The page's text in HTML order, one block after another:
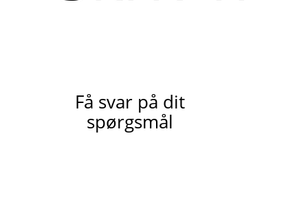
Få svar på dit
spørgsmål